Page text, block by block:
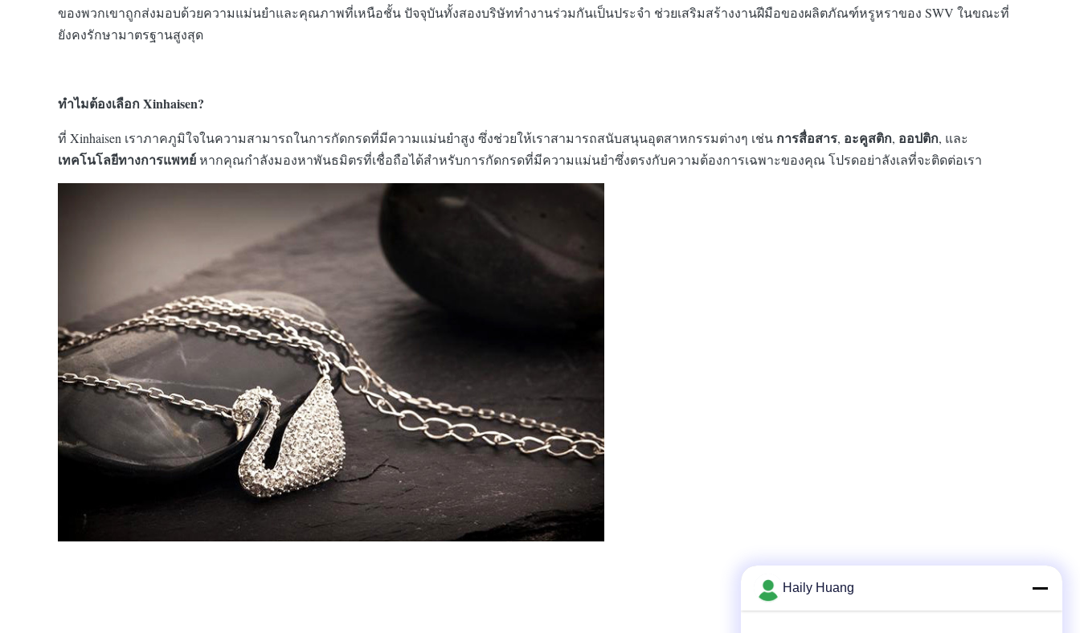
ของพวกเขาถูกส่งมอบด้วยความแม่นยำและคุณภาพที่เหนือชั้น ปัจจุบันทั้งสองบริษัททำงานร่วมกันเป็นประจำ ช่วยเสริมสร้างงานฝีมือของผลิตภัณฑ์หรูหราของ SWV ในขณะที่
ยังคงรักษามาตรฐานสูงสุด
ทำไมต้องเลือก Xinhaisen?
ที่ Xinhaisen เราภาคภูมิใจในความสามารถในการกัดกรดที่มีความแม่นยำสูง ซึ่งช่วยให้เราสามารถสนับสนุนอุตสาหกรรมต่างๆ เช่น การสื่อสาร, อะคูสติก, ออปติก, และ
เทคโนโลยีทางการแพทย์หากคุณกำลังมองหาพันธมิตรที่เชื่อถือได้สำหรับการกัดกรดที่มีความแม่นยำซึ่งตรงกับความต้องการเฉพาะของคุณ โปรดอย่าลังเลที่จะติดต่อเรา
Haily Huang